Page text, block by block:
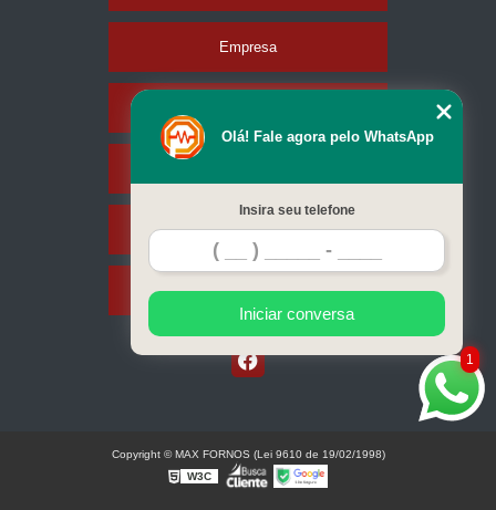
Empresa
Contato
Mapa do site
1
Olá! Fale agora pelo WhatsApp
Insira seu telefone
Iniciar conversa
Copyright © MAX FORNOS (Lei 9610 de 19/02/1998)
W3C